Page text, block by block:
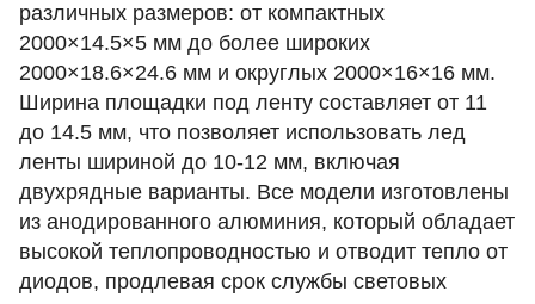
различных размеров: от компактных
2000×14.5×5 мм до более широких
2000×18.6×24.6 мм и округлых 2000×16×16 мм.
Ширина площадки под ленту составляет от 11
до 14.5 мм, что позволяет использовать лед
ленты шириной до 10-12 мм, включая
двухрядные варианты. Все модели изготовлены
из анодированного алюминия, который обладает
высокой теплопроводностью и отводит тепло от
диодов, продлевая срок службы световых